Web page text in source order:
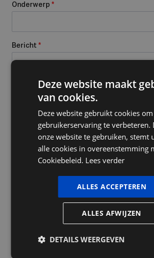
Onderwerp *
Bericht *
Ja, ik heb al een ondernemingsnummer
Deze website maakt
van cookies.
Deze website gebruikt cookies
gebruikerservaring te verbeteren.
onze website te gebruiken, stemt
alle cookies in overeenstemming
Cookiebeleid. Lees verder
ALLES ACCEPTEREN
ALLES AFWIJZEN
DETAILS WEERGEVEN